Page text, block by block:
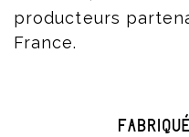
producteurs
France.